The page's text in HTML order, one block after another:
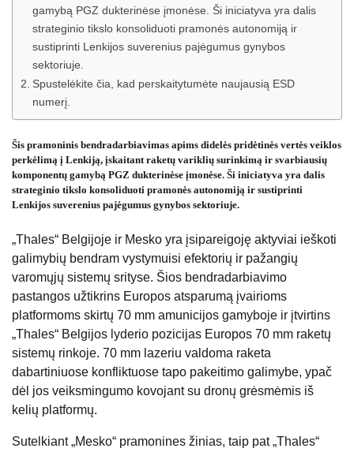
gamybą PGZ dukterinėse įmonėse. Ši iniciatyva yra dalis
strateginio tikslo konsoliduoti pramonės autonomiją ir
sustiprinti Lenkijos suverenius pajėgumus gynybos
sektoriuje.
Spustelėkite čia, kad perskaitytumėte naujausią ESD
numerį.
Šis pramoninis bendradarbiavimas apims didelės pridėtinės vertės veiklos
perkėlimą į Lenkiją, įskaitant raketų variklių surinkimą ir svarbiausių
komponentų gamybą PGZ dukterinėse įmonėse. Ši iniciatyva yra dalis
strateginio tikslo konsoliduoti pramonės autonomiją ir sustiprinti
Lenkijos suverenius pajėgumus gynybos sektoriuje.
„Thales“ Belgijoje ir Mesko yra įsipareigoję aktyviai ieškoti
galimybių bendram vystymuisi efektorių ir pažangių
varomųjų sistemų srityse. Šios bendradarbiavimo
pastangos užtikrins Europos atsparumą įvairioms
platformoms skirtų 70 mm amunicijos gamyboje ir įtvirtins
„Thales“ Belgijos lyderio pozicijas Europos 70 mm raketų
sistemų rinkoje. 70 mm lazeriu valdoma raketa
dabartiniuose konfliktuose tapo pakeitimo galimybe, ypač
dėl jos veiksmingumo kovojant su dronų grėsmėmis iš
kelių platformų.
Sutelkiant „Mesko“ pramonines žinias, taip pat „Thales“